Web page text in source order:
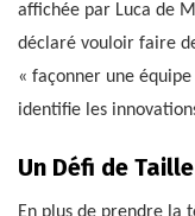
affichée par Luca de
déclaré vouloir faire
« façonner une
identifie les
Un Défi de